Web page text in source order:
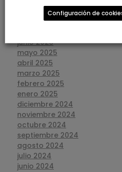
septiembre 2025
agosto 2025
junio 2025
mayo 2025
abril 2025
marzo 2025
febrero 2025
enero 2025
diciembre 2024
noviembre 2024
octubre 2024
septiembre 2024
agosto 2024
julio 2024
junio 2024
Configuración de